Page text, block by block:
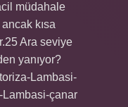
müdahale
kısa
Ara seviye
yanıyor?
Lambasi-
Lambasi-çanar